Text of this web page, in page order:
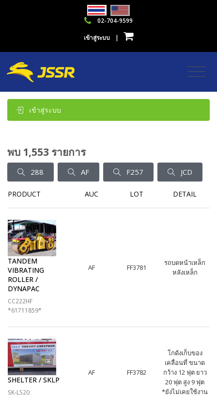
02-704-9599
เข้าสู่ระบบ |
เข้าสู่ระบบ
พบ 1,553 รายการ
288 AF F257 JCD
PRODUCT AUC LOT DETAIL
TANDEM
VIBRATING
ROLLER /
DYNAPAC
CC222HF
*61711859*
AF FF3781
รถบดหน้าเหล็ก
หลังเหล็ก
SHELTER / SKLP
SK-LS20
AF FF3782
โกดังเก็บของ
เคลื่อนที่ ขนาด
กว้าง 12 ฟุต ยาว
20 ฟุต สูง 9 ฟุต
*ยังไม่เคยใช้งาน